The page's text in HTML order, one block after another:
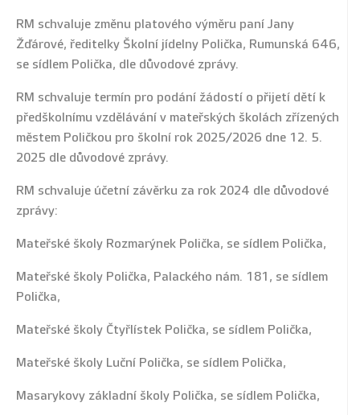
RM schvaluje změnu platového výměru paní Jany
Žďárové, ředitelky Školní jídelny Polička, Rumunská 646,
se sídlem Polička, dle důvodové zprávy.
RM schvaluje termín pro podání žádostí o přijetí dětí k
předškolnímu vzdělávání v mateřských školách zřízených
městem Poličkou pro školní rok 2025/2026 dne 12. 5.
2025 dle důvodové zprávy.
RM schvaluje účetní závěrku za rok 2024 dle důvodové
zprávy:
Mateřské školy Rozmarýnek Polička, se sídlem Polička,
Mateřské školy Polička, Palackého nám. 181, se sídlem
Polička,
Mateřské školy Čtyřlístek Polička, se sídlem Polička,
Mateřské školy Luční Polička, se sídlem Polička,
Masarykovy základní školy Polička, se sídlem Polička,